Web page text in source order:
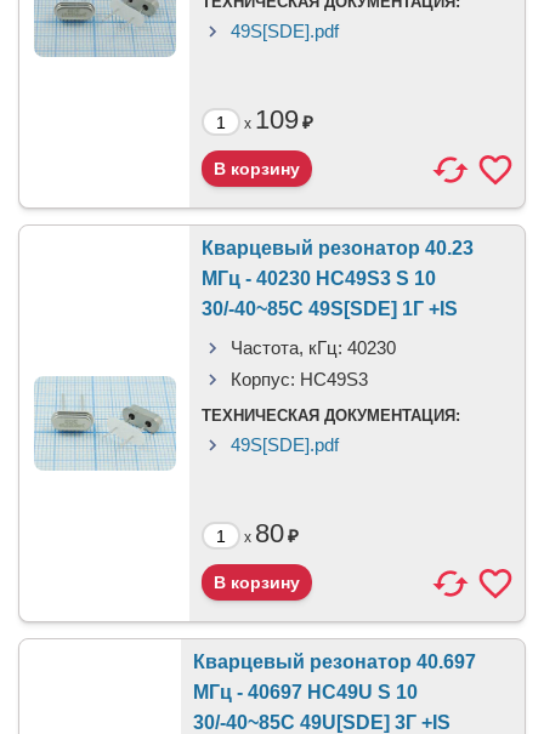
49S[SDE].pdf
x 109₽
Кварцевый резонатор 40.23
МГц - 40230 HC49S3 S 10
30/-40~85C 49S[SDE] 1Г +IS
Частота, кГц: 40230
Корпус: HC49S3
ТЕХНИЧЕСКАЯ ДОКУМЕНТАЦИЯ:
49S[SDE].pdf
x 80₽
Кварцевый резонатор 40.697
МГц - 40697 HC49U S 10
30/-40~85C 49U[SDE] 3Г +IS